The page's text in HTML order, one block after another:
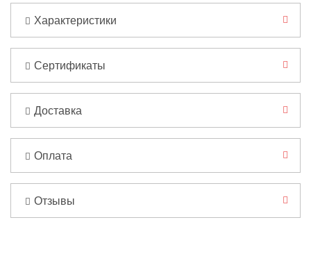
Характеристики
Сертификаты
Доставка
Оплата
Отзывы